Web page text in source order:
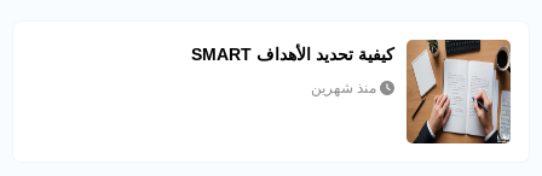
كيفية تحديد الأهداف SMART
منذ شهرين